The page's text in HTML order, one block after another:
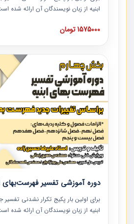
ابنیه از زبان نویسندگان آن ارائه
ردیف ها و مطالب فهرست بها تفسیر و
دوره به صورت کامل تصویری بوده و به
دوره با کلام مهندس علیرضاحسین‌زاده
مشاور در امر بازنگری فهرست بها رشته
همکارانی که در حوزه صنعت ساخت در
توصیه می کنیم از مطالب این دوره
1575000 تومان
دوره آموزشی تفسیر
برای اولین بار پکیج تکرار نشدنی
ابنیه از زبان نویسندگان آن ارائه
ردیف ها و مطالب فهرست بها تفسیر و